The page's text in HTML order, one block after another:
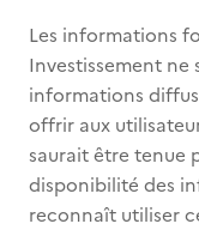
Les informations
Investissement ne
informations
offrir aux
saurait être tenue
disponibilité des
reconnaît utiliser